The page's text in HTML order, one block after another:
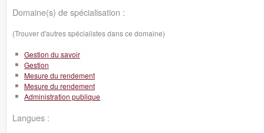
Domaine(s) de spécialisation :
(Trouver d'autres spécialistes dans ce domaine)
Gestion du savoir
Gestion
Mesure du rendement
Mesure du rendement
Administration publique
Langues :